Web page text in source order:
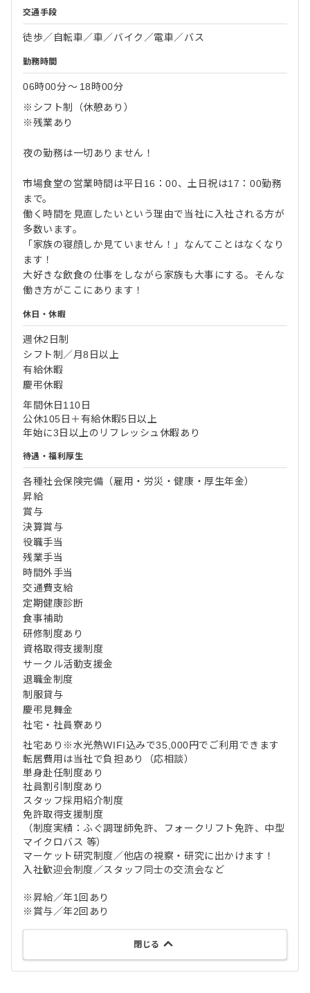
交通手段
徒歩／自転車／車／バイク／電車／バス
勤務時間
06時00分〜 18時00分
※シフト制（休憩あり）
※残業あり
夜の勤務は一切ありません！
市場食堂の営業時間は平日16：00、土日祝は17：00勤務
まで。
働く時間を見直したいという理由で当社に入社される方が
多数います。
「家族の寝顔しか見ていません！」なんてことはなくなり
ます！
大好きな飲食の仕事をしながら家族も大事にする。そんな
働き方がここにあります！
休日・休暇
週休2日制
シフト制／月8日以上
有給休暇
慶弔休暇
年間休日110日
公休105日＋有給休暇5日以上
年始に3日以上のリフレッシュ休暇あり
待遇・福利厚生
各種社会保険完備（雇用・労災・健康・厚生年金）
昇給
賞与
決算賞与
役職手当
残業手当
時間外手当
交通費支給
定期健康診断
食事補助
研修制度あり
資格取得支援制度
サークル活動支援金
退職金制度
制服貸与
慶弔見舞金
社宅・社員寮あり
社宅あり※水光熱WIFI込みで35,000円でご利用できます
転居費用は当社で負担あり（応相談）
単身赴任制度あり
社員割引制度あり
スタッフ採用紹介制度
免許取得支援制度
（制度実績：ふぐ調理師免許、フォークリフト免許、中型
マイクロバス 等）
マーケット研究制度／他店の視察・研究に出かけます！
入社歓迎会制度／スタッフ同士の交流会など
※昇給／年1回あり
※賞与／年2回あり
閉じる